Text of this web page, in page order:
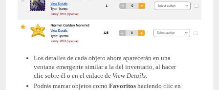
Los detalles de cada objeto ahora aparecerán en una
ventana emergente similar a la del inventario, al hacer
clic sobre él o en el enlace de View Details.
Podrás marcar objetos como Favoritos haciendo clic en